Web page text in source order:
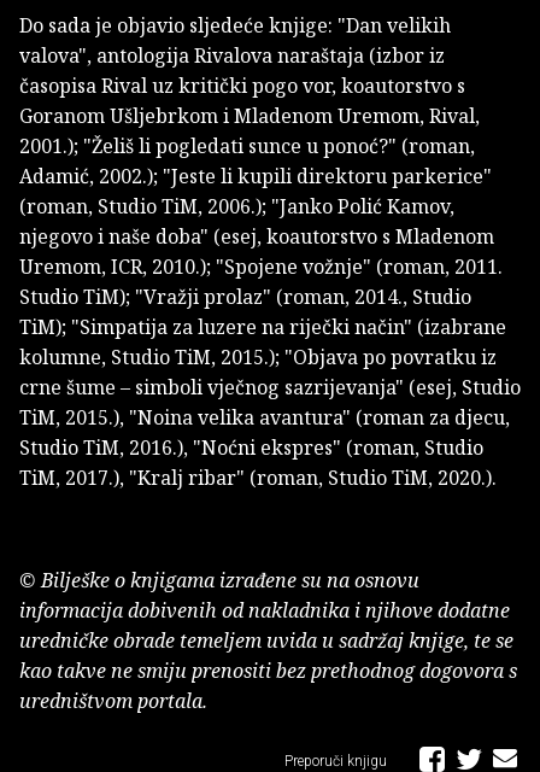
Do sada je objavio sljedeće knjige: "Dan velikih
valova", antologija Rivalova naraštaja (izbor iz
časopisa Rival uz kritički pogo vor, koautorstvo s
Goranom Ušljebrkom i Mladenom Uremom, Rival,
2001.); "Želiš li pogledati sunce u ponoć?" (roman,
Adamić, 2002.); "Jeste li kupili direktoru parkerice"
(roman, Studio TiM, 2006.); "Janko Polić Kamov,
njegovo i naše doba" (esej, koautorstvo s Mladenom
Uremom, ICR, 2010.); "Spojene vožnje" (roman, 2011.
Studio TiM); "Vražji prolaz" (roman, 2014., Studio
TiM); "Simpatija za luzere na riječki način" (izabrane
kolumne, Studio TiM, 2015.); "Objava po povratku iz
crne šume – simboli vječnog sazrijevanja" (esej, Studio
TiM, 2015.), "Noina velika avantura" (roman za djecu,
Studio TiM, 2016.), "Noćni ekspres" (roman, Studio
TiM, 2017.), "Kralj ribar" (roman, Studio TiM, 2020.).
© Bilješke o knjigama izrađene su na osnovu
informacija dobivenih od nakladnika i njihove dodatne
uredničke obrade temeljem uvida u sadržaj knjige, te se
kao takve ne smiju prenositi bez prethodnog dogovora s
uredništvom portala.
Preporuči knjigu